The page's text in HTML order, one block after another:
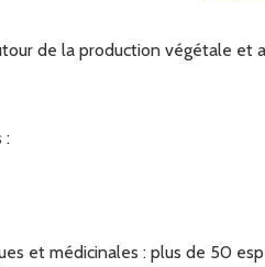
de la production végétale et
:
et médicinales : plus de 50